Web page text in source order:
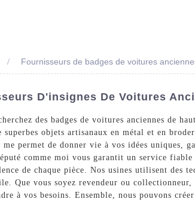
Fournisseurs de badges de voitures
D'insignes De Voitures
des badges de voitures anciennes de
superbes objets artisanaux en métal et en
me permet de donner vie à vos idées uniques,
comme moi vous garantit un service
de chaque pièce. Nos usines utilisent des
Que vous soyez revendeur ou
à vos besoins. Ensemble, nous pouvons